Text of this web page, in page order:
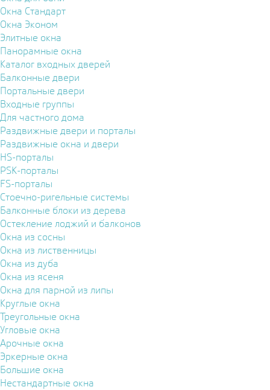
Окна Стандарт
Окна Эконом
Элитные окна
Панорамные окна
Каталог входных дверей
Балконные двери
Портальные двери
Входные группы
Для частного дома
Раздвижные двери и порталы
Раздвижные окна и двери
HS-порталы
PSK-порталы
FS-порталы
Стоечно-ригельные системы
Балконные блоки из дерева
Остекление лоджий и балконов
Окна из сосны
Окна из лиственницы
Окна из дуба
Окна из ясеня
Окна для парной из липы
Круглые окна
Треугольные окна
Угловые окна
Арочные окна
Эркерные окна
Большие окна
Нестандартные окна